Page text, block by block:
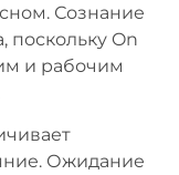
Сознание
поскольку On
и рабочим
Ожидание